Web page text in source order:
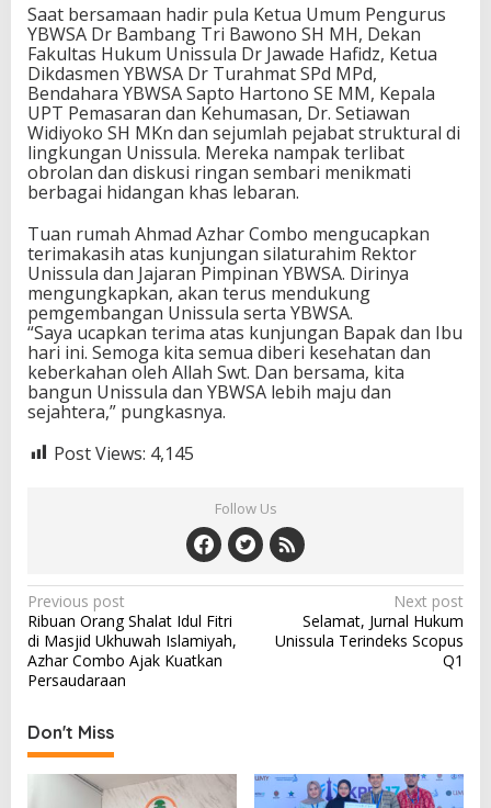
Saat bersamaan hadir pula Ketua Umum Pengurus
YBWSA Dr Bambang Tri Bawono SH MH, Dekan
Fakultas Hukum Unissula Dr Jawade Hafidz, Ketua
Dikdasmen YBWSA Dr Turahmat SPd MPd,
Bendahara YBWSA Sapto Hartono SE MM, Kepala
UPT Pemasaran dan Kehumasan, Dr. Setiawan
Widiyoko SH MKn dan sejumlah pejabat struktural di
lingkungan Unissula. Mereka nampak terlibat
obrolan dan diskusi ringan sembari menikmati
berbagai hidangan khas lebaran.
Tuan rumah Ahmad Azhar Combo mengucapkan
terimakasih atas kunjungan silaturahim Rektor
Unissula dan Jajaran Pimpinan YBWSA. Dirinya
mengungkapkan, akan terus mendukung
pemgembangan Unissula serta YBWSA.
“Saya ucapkan terima atas kunjungan Bapak dan Ibu
hari ini. Semoga kita semua diberi kesehatan dan
keberkahan oleh Allah Swt. Dan bersama, kita
bangun Unissula dan YBWSA lebih maju dan
sejahtera,” pungkasnya.
Post Views: 4,145
Follow Us
Post
navigation
Previous post
Ribuan Orang Shalat Idul Fitri
di Masjid Ukhuwah Islamiyah,
Azhar Combo Ajak Kuatkan
Persaudaraan
Next post
Selamat, Jurnal Hukum
Unissula Terindeks Scopus
Q1
Don't Miss